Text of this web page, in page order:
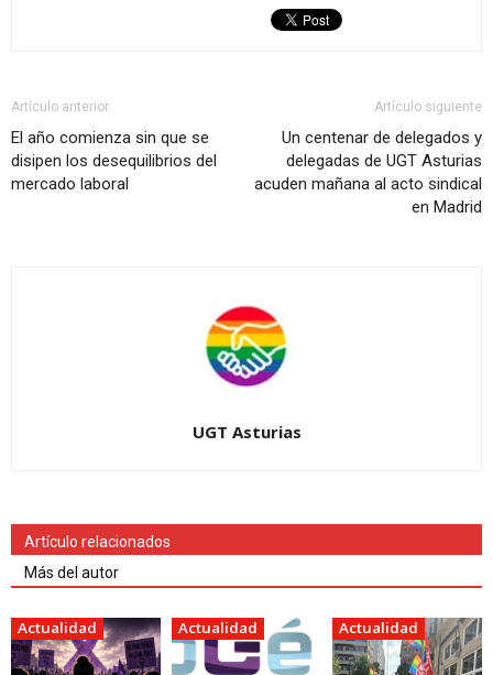
Artículo anterior
El año comienza sin que se
disipen los desequilibrios del
mercado laboral
Artículo siguiente
Un centenar de delegados y
delegadas de UGT Asturias
acuden mañana al acto sindical
en Madrid
UGT Asturias
Artículo relacionados
Más del autor
Actualidad Actualidad Actualidad